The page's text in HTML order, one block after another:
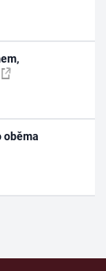
oběma